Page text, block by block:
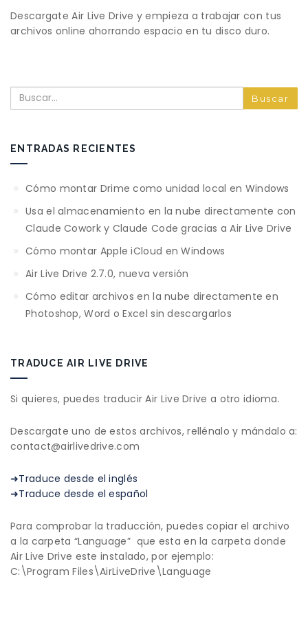
Descargate Air Live Drive y empieza a trabajar con tus
archivos online ahorrando espacio en tu disco duro.
Buscar
ENTRADAS RECIENTES
Cómo montar Drime como unidad local en Windows
Usa el almacenamiento en la nube directamente con
Claude Cowork y Claude Code gracias a Air Live Drive
Cómo montar Apple iCloud en Windows
Air Live Drive 2.7.0, nueva versión
Cómo editar archivos en la nube directamente en
Photoshop, Word o Excel sin descargarlos
TRADUCE AIR LIVE DRIVE
Si quieres, puedes traducir Air Live Drive a otro idioma.
Descargate uno de estos archivos, rellénalo y mándalo a:
contact@airlivedrive.com
➜Traduce desde el inglés
➜Traduce desde el español
Para comprobar la traducción, puedes copiar el archivo
a la carpeta “Language” que esta en la carpeta donde
Air Live Drive este instalado, por ejemplo:
C:\Program Files\AirLiveDrive\Language